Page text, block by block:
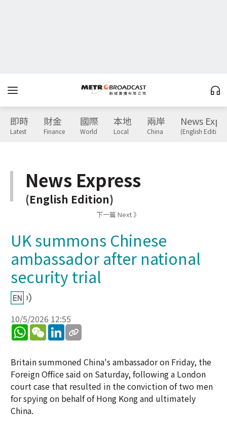
即時
Latest
財金
Finance
國際
World
本地
Local
兩岸
China
News
(English Edition)
News Express
(English Edition)
下一篇 Next 》
UK summons Chinese
ambassador after national
security trial
10/5/2026 12:55
WhatsApp
WeChatLinkedIn
Britain summoned China's ambassador on Friday, the
Foreign Office said on Saturday, following a London
court case that resulted in the conviction of two men
for spying on behalf of Hong Kong and ultimately
China.